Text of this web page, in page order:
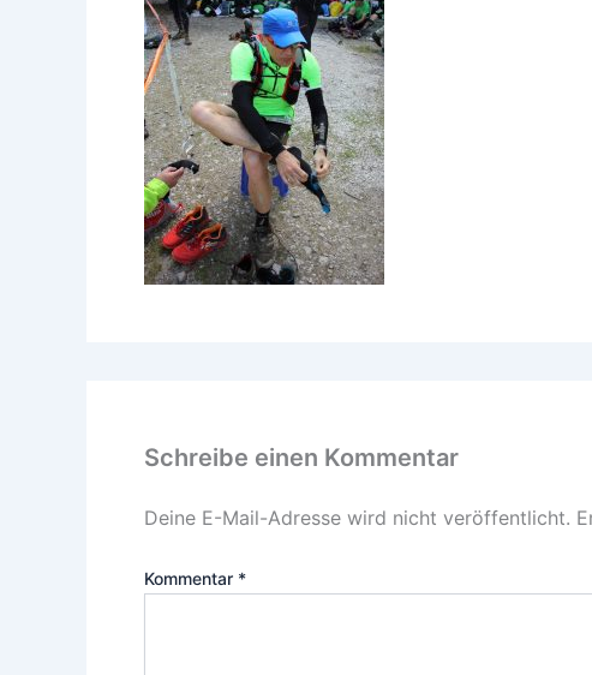
Schreibe einen Kommentar
Deine E-Mail-Adresse wird nicht veröffentlicht.
Kommentar *